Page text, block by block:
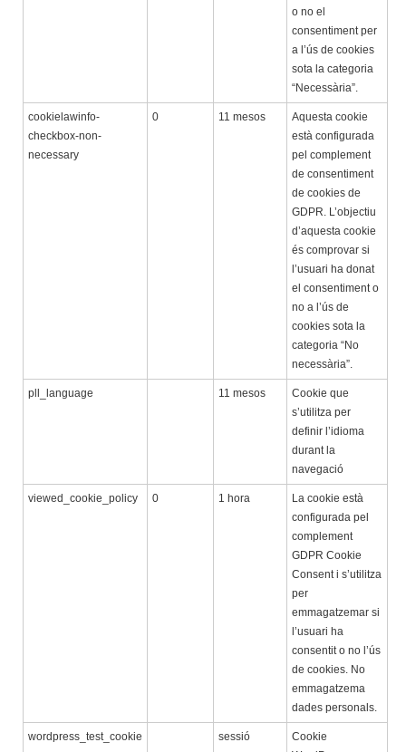
o no el
consentiment per
a l’ús de cookies
sota la categoria
“Necessària”.
cookielawinfo-
checkbox-non-
necessary
0 11 mesos
Aquesta cookie
està configurada
pel complement
de consentiment
de cookies de
GDPR. L’objectiu
d’aquesta cookie
és comprovar si
l’usuari ha donat
el consentiment o
no a l’ús de
cookies sota la
categoria “No
necessària”.
pll_language 11 mesos
Cookie que
s’utilitza per
definir l’idioma
durant la
navegació
viewed_cookie_policy 0 1 hora
La cookie està
configurada pel
complement
GDPR Cookie
Consent i s’utilitza
per
emmagatzemar si
l’usuari ha
consentit o no l’ús
de cookies. No
emmagatzema
dades personals.
wordpress_test_cookie sessió
Cookie